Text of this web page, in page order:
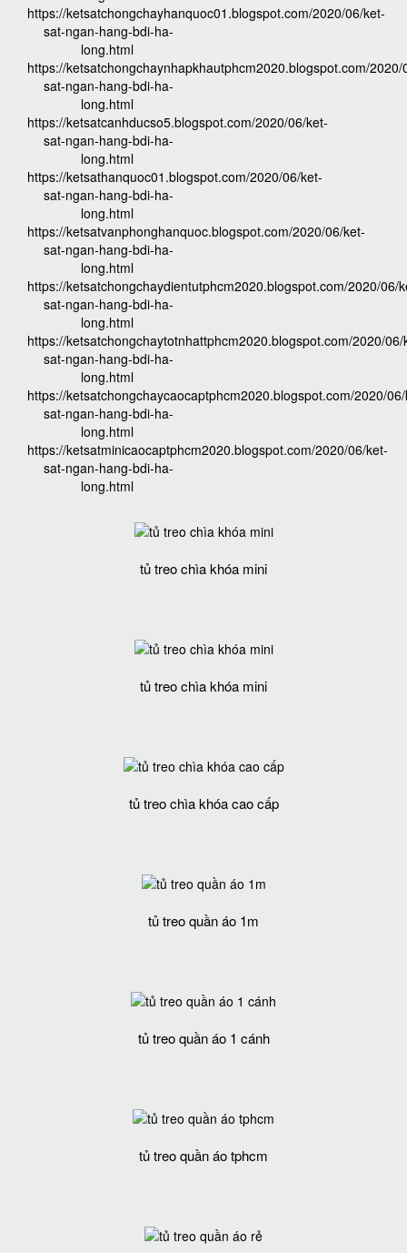
https://ketsatchongchayhanquoc01.blogspot.com/2020/06/ket-
sat-ngan-hang-bdi-ha-
long.html
https://ketsatchongchaynhapkhautphcm2020.blogspot.com/2020/
sat-ngan-hang-bdi-ha-
long.html
https://ketsatcanhducso5.blogspot.com/2020/06/ket-
sat-ngan-hang-bdi-ha-
long.html
https://ketsathanquoc01.blogspot.com/2020/06/ket-
sat-ngan-hang-bdi-ha-
long.html
https://ketsatvanphonghanquoc.blogspot.com/2020/06/ket-
sat-ngan-hang-bdi-ha-
long.html
https://ketsatchongchaydientutphcm2020.blogspot.com/2020/06/
sat-ngan-hang-bdi-ha-
long.html
https://ketsatchongchaytotnhattphcm2020.blogspot.com/2020/06/
sat-ngan-hang-bdi-ha-
long.html
https://ketsatchongchaycaocaptphcm2020.blogspot.com/2020/
sat-ngan-hang-bdi-ha-
long.html
https://ketsatminicaocaptphcm2020.blogspot.com/2020/06/ket-
sat-ngan-hang-bdi-ha-
long.html
tủ treo chìa khóa mini
tủ treo chìa khóa mini
tủ treo chìa khóa cao cấp
tủ treo quần áo 1m
tủ treo quần áo 1 cánh
tủ treo quần áo tphcm